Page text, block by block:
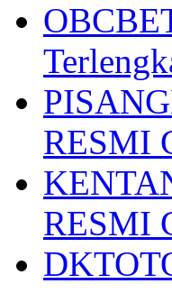
RESMI
RESMI